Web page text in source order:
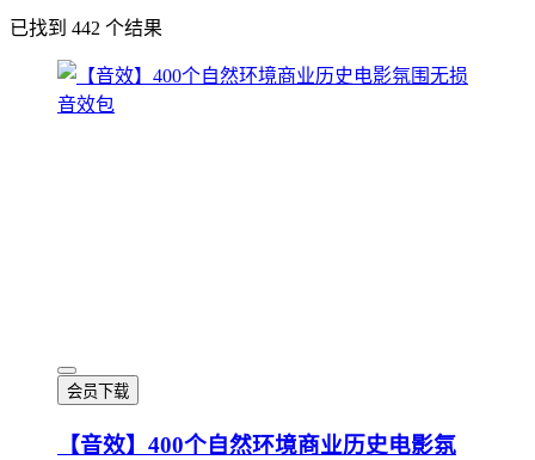
已找到 442 个结果
会员下载
【音效】400个自然环境商业历史电影氛